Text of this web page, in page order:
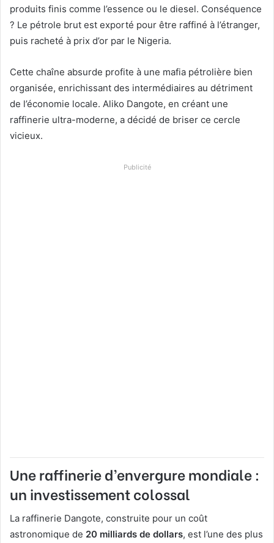
produits finis comme l’essence ou le diesel. Conséquence
? Le pétrole brut est exporté pour être raffiné à l’étranger,
puis racheté à prix d’or par le Nigeria.
Cette chaîne absurde profite à une mafia pétrolière bien
organisée, enrichissant des intermédiaires au détriment
de l’économie locale. Aliko Dangote, en créant une
raffinerie ultra-moderne, a décidé de briser ce cercle
vicieux.
Publicité
Une raffinerie d’envergure mondiale :
un investissement colossal
La raffinerie Dangote, construite pour un coût
astronomique de 20 milliards de dollars, est l’une des plus